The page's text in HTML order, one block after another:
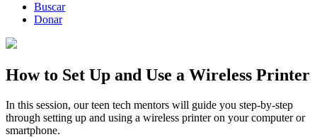
Buscar
Donar
How to Set Up and Use a Wireless Printer
In this session, our teen tech mentors will guide you step-by-step
through setting up and using a wireless printer on your computer or
smartphone.